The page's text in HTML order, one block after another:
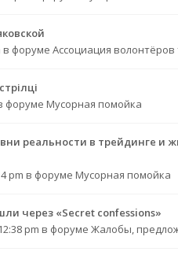
в форуме Ассоциация
форуме Мусорная помойка
реальности в трейдинге и
pm в форуме Мусорная помойка
через «Secret confessions»
pm в форуме Жалобы,